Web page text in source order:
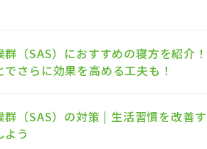
群（SAS）におすすめの寝方を紹介！
さらに効果を高める工夫も！
群（SAS）の対策 | 生活習慣を改善す
う